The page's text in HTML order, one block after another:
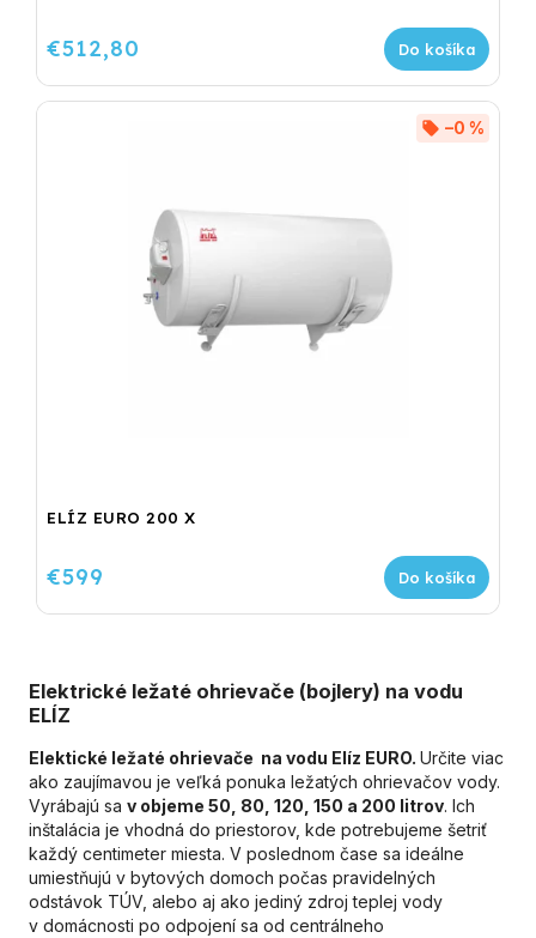
€512,80 Do košíka
ELÍZ EURO 200 X
–0 %
€599 Do košíka
Elektrické ležaté ohrievače (bojlery) na vodu
ELÍZ
Elektické ležaté ohrievače na vodu Elíz EURO. Určite viac
ako zaujímavou je veľká ponuka ležatých ohrievačov vody.
Vyrábajú sa v objeme 50, 80, 120, 150 a 200 litrov. Ich
inštalácia je vhodná do priestorov, kde potrebujeme šetriť
každý centimeter miesta. V poslednom čase sa ideálne
umiestňujú v bytových domoch počas pravidelných
odstávok TÚV, alebo aj ako jediný zdroj teplej vody
v domácnosti po odpojení sa od centrálneho